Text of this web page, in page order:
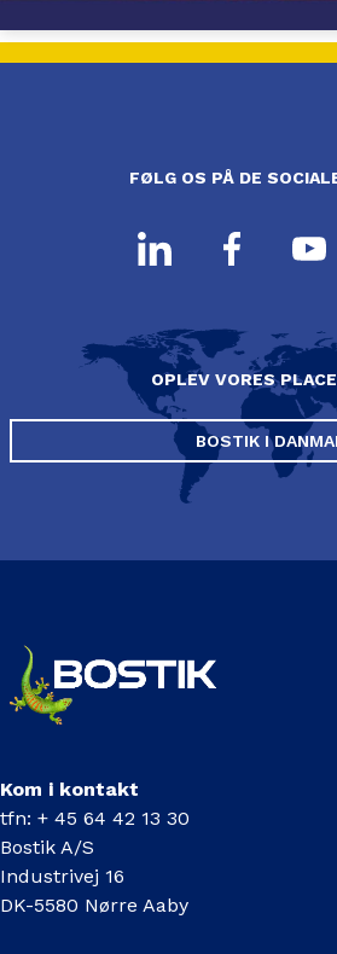
FØLG OS PÅ DE
OPLEV VORES
BOSTIK I
Kom i kontakt
tfn: + 45 64 42 13 30
Bostik A/S
Industrivej 16
DK-5580 Nørre Aaby